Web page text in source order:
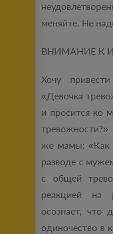
меняйте. Не
ВНИМАНИЕ К
Хочу
«Девочка
и просится ко
же мамы: «Как
разводе с
с общей
реакцией на
осознает, что
одиночество в